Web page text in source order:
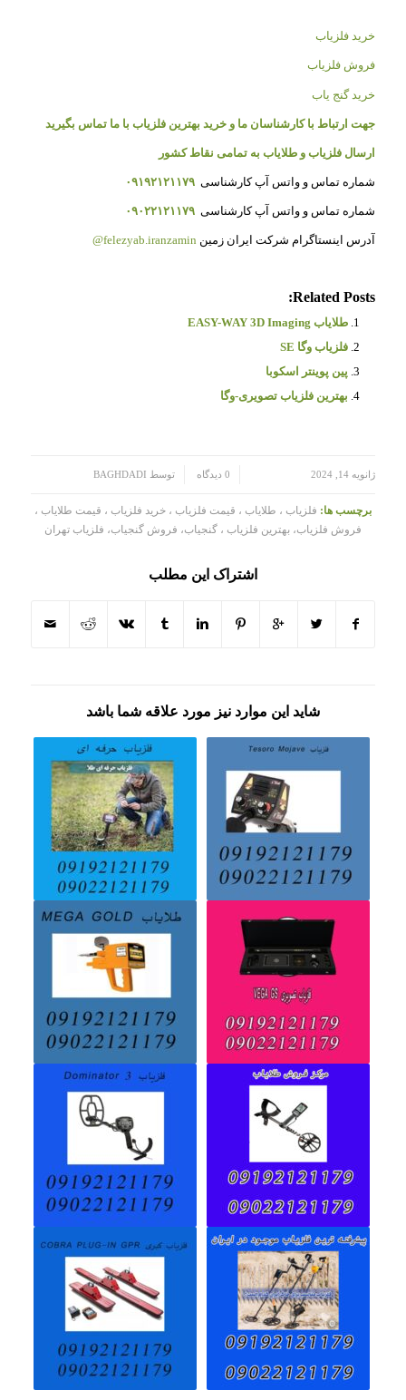
خرید فلزیاب
فروش فلزیاب
خرید گنج یاب
جهت ارتباط با کارشناسان ما و خرید بهترین فلزیاب با ما تماس بگیرید
ارسال فلزیاب و طلایاب به تمامی نقاط کشور
شماره تماس و واتس آپ کارشناسی ۰۹۱۹۲۱۲۱۱۷۹
شماره تماس و واتس آپ کارشناسی ۰۹۰۲۲۱۲۱۱۷۹
آدرس اینستاگرام شرکت ایران زمین felezyab.iranzamin@
Related Posts:
طلایاب EASY-WAY 3D Imaging
فلزیاب وگا SE
پین پوینتر اسکوبا
بهترین فلزیاب تصویری-وگا
ژانویه 14, 2024 0 دیدگاه توسط BAGHDADI
برچسب ها: فلزیاب ، طلایاب ، قیمت فلزیاب ، خرید فلزیاب ، قیمت طلایاب ،
فروش فلزیاب، بهترین فلزیاب ، گنجیاب، فروش گنجیاب، فلزیاب تهران
اشتراک این مطلب
شاید این موارد نیز مورد علاقه شما باشد